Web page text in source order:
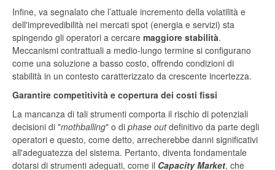
Infine, va segnalato che l’attuale incremento della volatilità e
dell'imprevedibilità nei mercati spot (energia e servizi) sta
spingendo gli operatori a cercare maggiore stabilità.
Meccanismi contrattuali a medio-lungo termine si configurano
come una soluzione a basso costo, offrendo condizioni di
stabilità in un contesto caratterizzato da crescente incertezza.
Garantire competitività e copertura dei costi fissi
La mancanza di tali strumenti comporta il rischio di potenziali
decisioni di "mothballing" o di phase outdefinitivo da parte degli
operatori e questo, come detto, arrecherebbe danni significativi
all'adeguatezza del sistema. Pertanto, diventa fondamentale
dotarsi di strumenti adeguati, come il Capacity Market, che